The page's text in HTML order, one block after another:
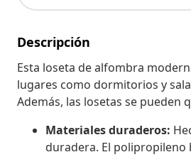
Descripción
Esta loseta de alfombra
lugares como dormitorios y
Además, las losetas se
Materiales duraderos:
duradera. El polipropileno